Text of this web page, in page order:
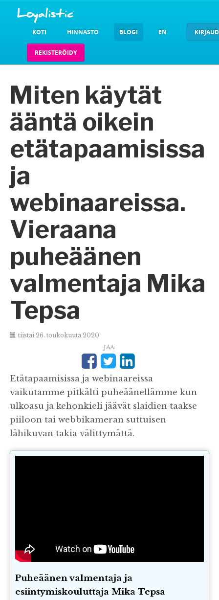
KOTI HINNASTO BLOGI EN
REKISTERÖIDY
Miten käytät
ääntä oikein
etätapaamisissa
ja
webinaareissa.
Vieraana
puheäänen
valmentaja Mika
Tepsa
tiistai 26. toukokuuta 2020
JAA:
Etätapaamisissa ja webinaareissa
vaikutamme pitkälti puheäänellämme kun
ulkoasu ja kehonkieli jäävät slaidien taakse
piiloon tai webbikameran suttuisen
lähikuvan takia välittymättä.
Puheäänen valmentaja ja
esiintymiskouluttaja Mika Tepsa